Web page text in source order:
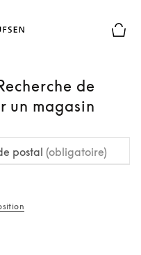
de
un magasin
postal (obligatoire)